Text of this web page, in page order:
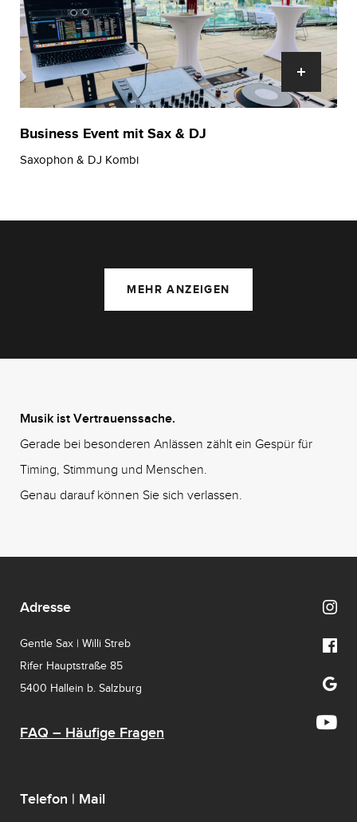
Business Event mit Sax & DJ
Saxophon & DJ Kombi
MEHR ANZEIGEN
Musik ist Vertrauenssache.
Gerade bei besonderen Anlässen zählt ein Gespür für
Timing, Stimmung und Menschen.
Genau darauf können Sie sich verlassen.
Adresse
Gentle Sax | Willi Streb
Rifer Hauptstraße 85
5400 Hallein b. Salzburg
FAQ – Häufige Fragen
Telefon | Mail